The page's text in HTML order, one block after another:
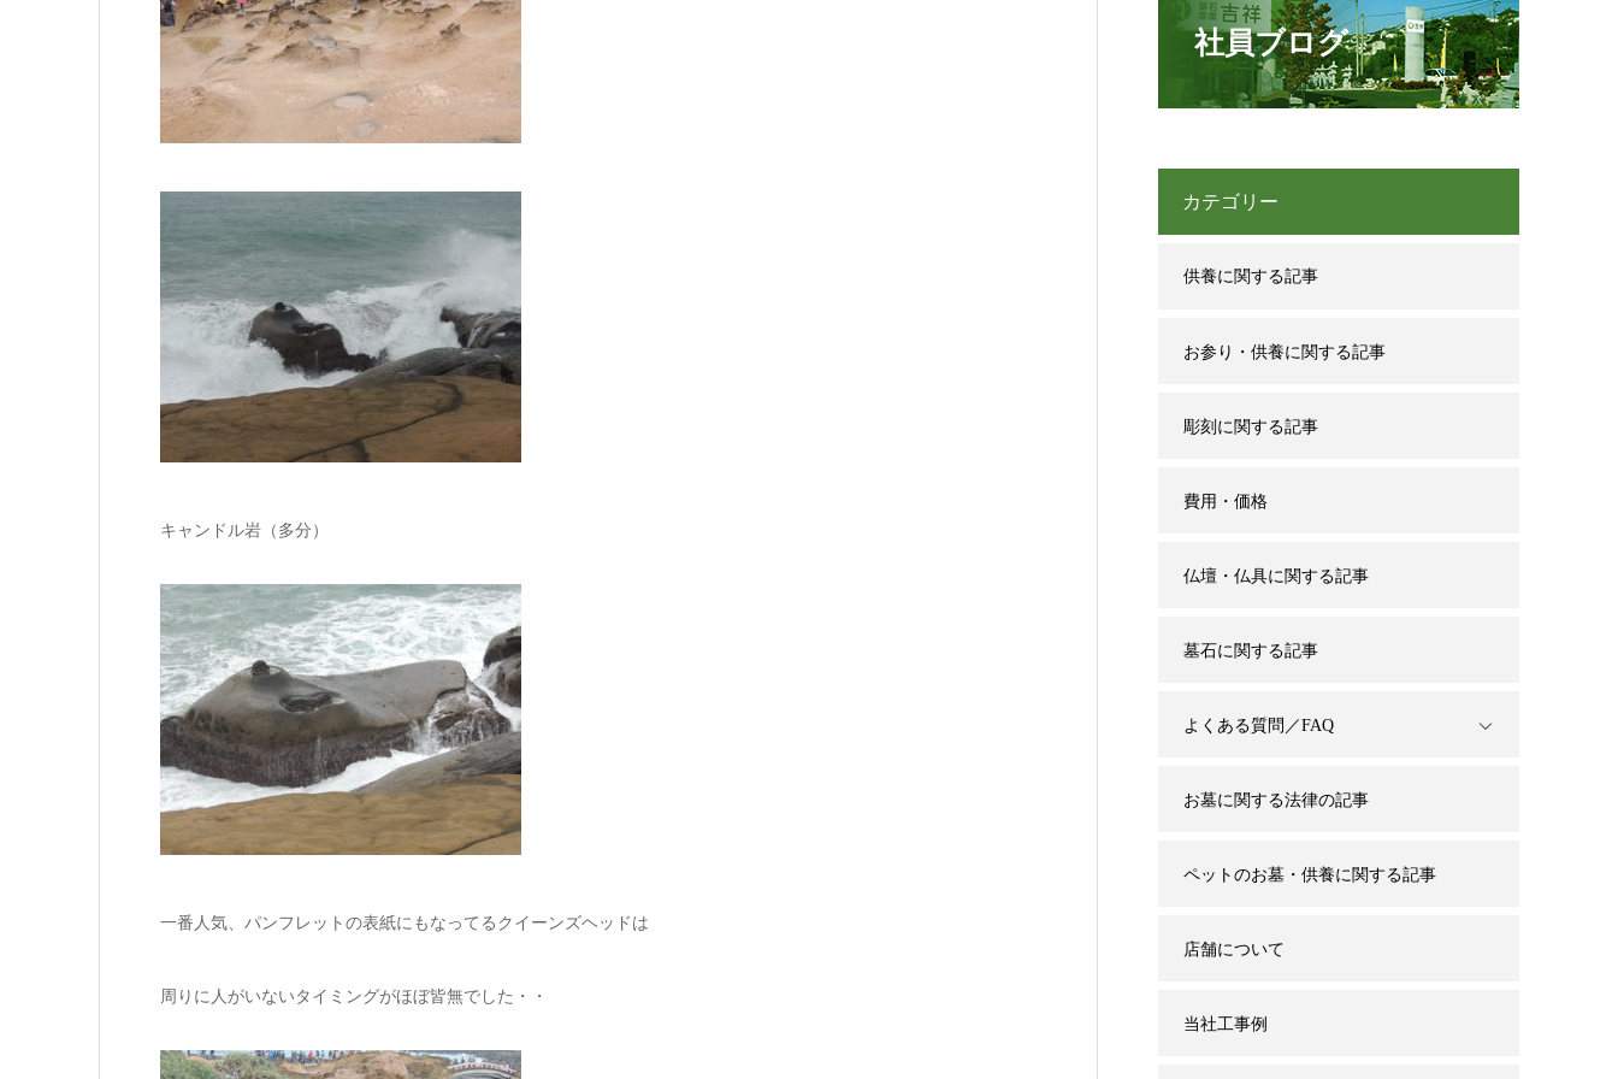
キャンドル岩（多分）
一番人気、パンフレットの表紙にもなってるクイーンズヘッドは
周りに人がいないタイミングがほぼ皆無でした・・
社員ブログ
カテゴリー
供養に関する記事
お参り・供養に関する記事
彫刻に関する記事
費用・価格
仏壇・仏具に関する記事
墓石に関する記事
よくある質問／FAQ
お墓に関する法律の記事
ペットのお墓・供養に関する記事
店舗について
当社工事例